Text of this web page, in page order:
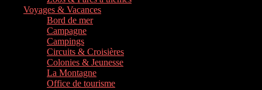
Voyages & Vacances
Bord de mer
Campagne
Campings
Circuits & Croisières
Colonies & Jeunesse
La Montagne
Office de tourisme